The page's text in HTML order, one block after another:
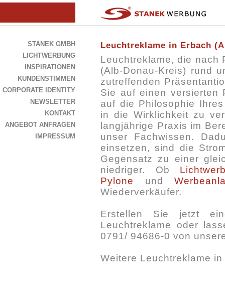
STANEK GMBH
LICHTWERBUNG
INSPIRATIONEN
KUNDENSTIMMEN
CORPORATE IDENTITY
NEWSLETTER
KONTAKT
ANGEBOT ANFRAGEN
IMPRESSUM
Leuchtreklame in Erbach
Leuchtreklame, die nach
(Alb-Donau-Kreis) rund
zutreffenden
Sie auf einen versierten
auf die Philosophie
in die Wirklichkeit zu
langjährige Praxis im
unser Fachwissen.
einsetzen, sind die
Gegensatz zu einer
niedriger. Ob
Pylone und
Wiederverkäufer.
Erstellen Sie jetzt
Leuchtreklame oder
0791/ 94686-0 von
Weitere Leuchtreklame in